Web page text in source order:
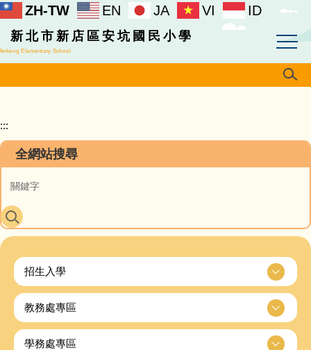
跳
主
要
容
ZH-TW EN JA VI ID
新北市新店區安坑國民小學
Elementary School
:::
全網站搜尋
招生入學
教務處專區
學務處專區